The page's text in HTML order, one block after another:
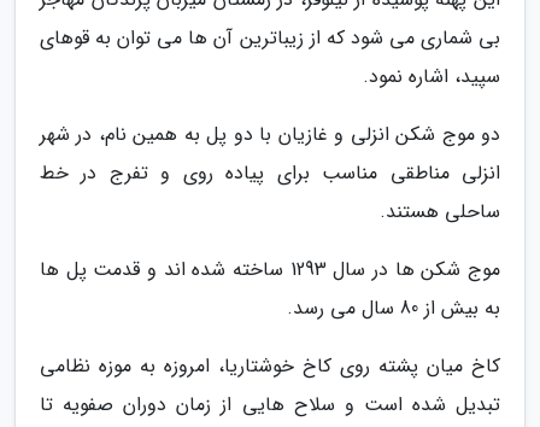
بی شماری می شود که از زیباترین آن ها می توان به قوهای
سپید، اشاره نمود.
دو موج شکن انزلی و غازیان با دو پل به همین نام، در شهر
انزلی مناطقی مناسب برای پیاده روی و تفرج در خط
ساحلی هستند.
موج شکن ها در سال 1293 ساخته شده اند و قدمت پل ها
به بیش از 80 سال می رسد.
کاخ میان پشته روی کاخ خوشتاریا، امروزه به موزه نظامی
تبدیل شده است و سلاح هایی از زمان دوران صفویه تا